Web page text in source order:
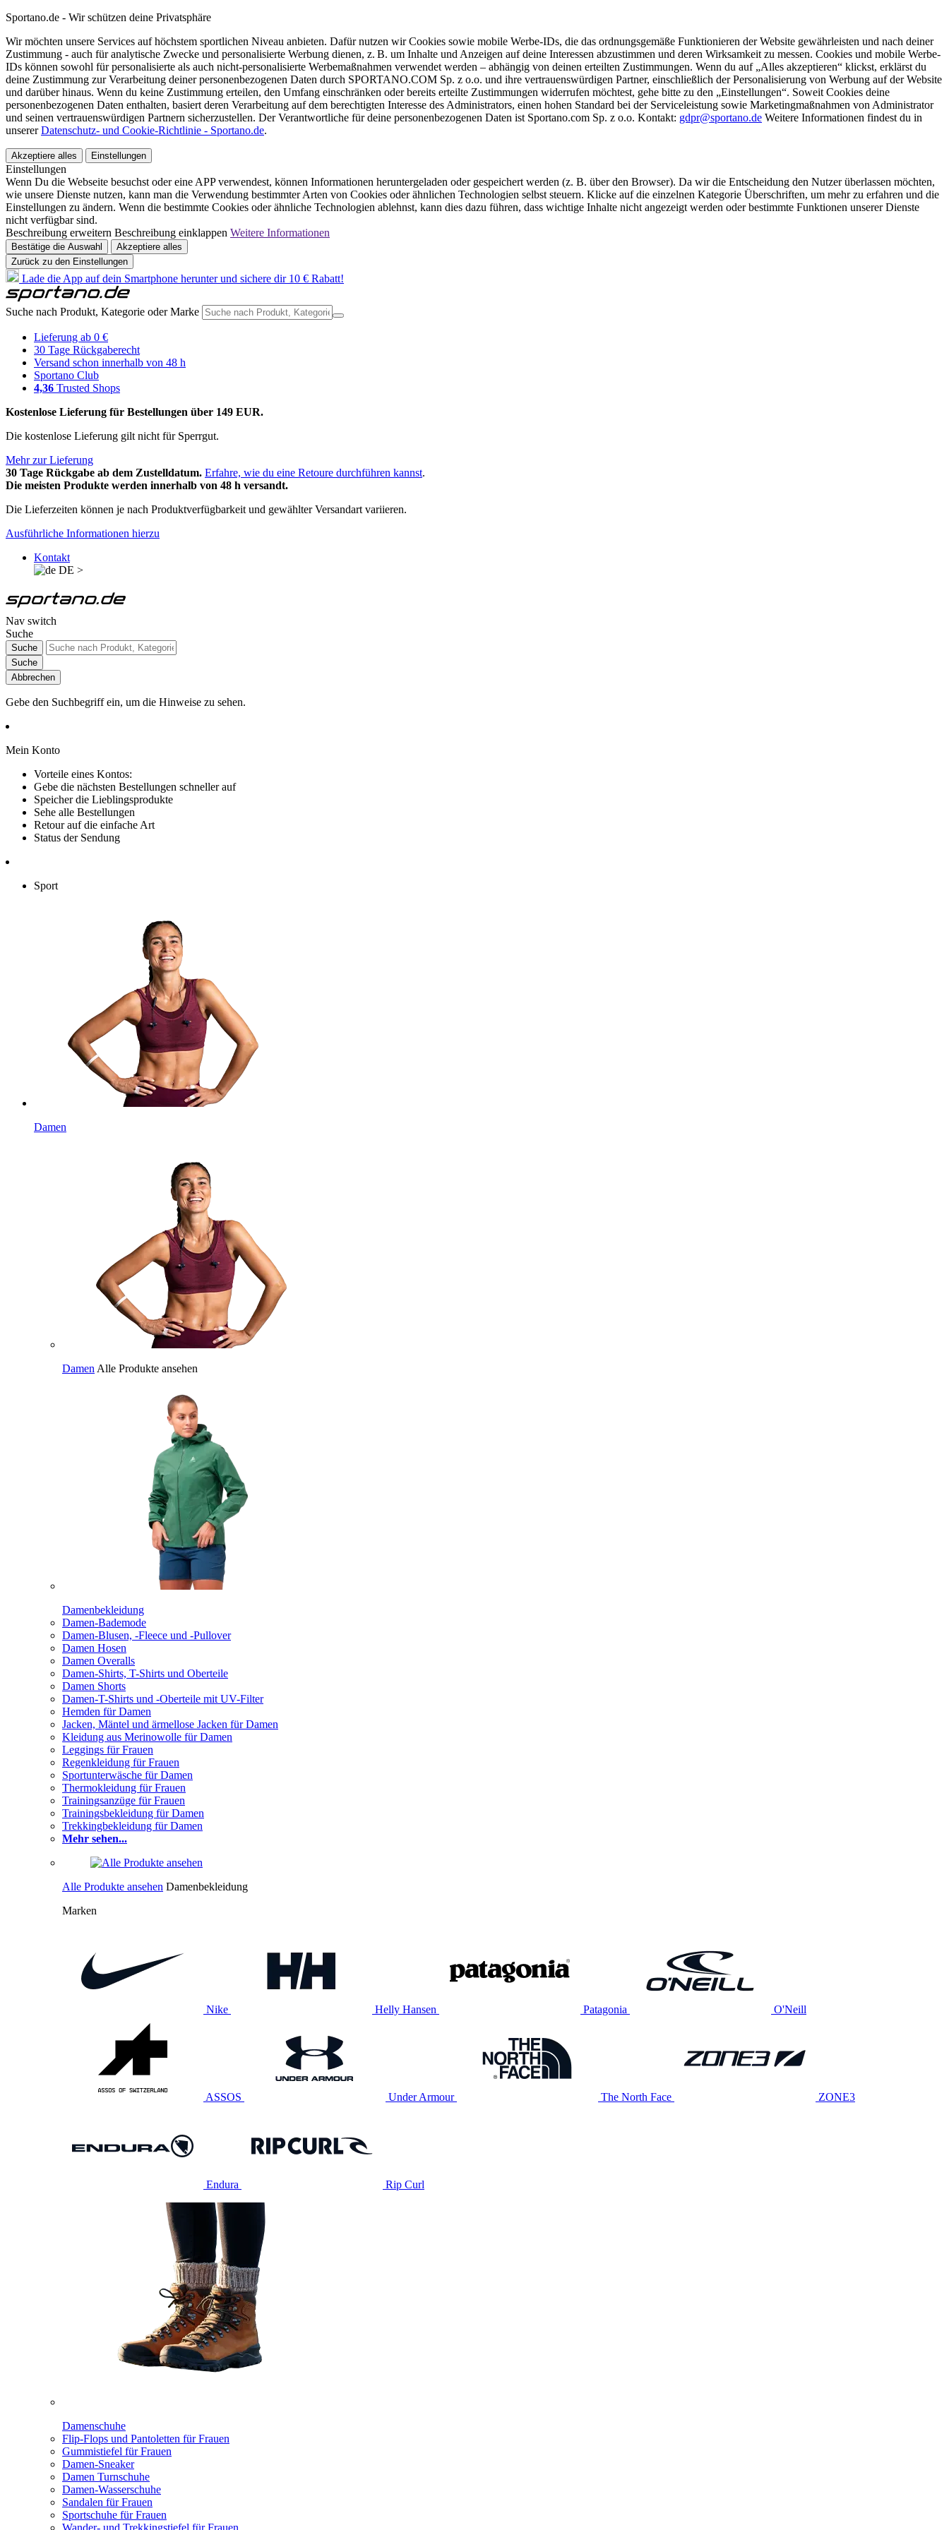
Sportano.de - Wir schützen deine Privatsphäre
Wir möchten unsere Services auf höchstem sportlichen Niveau anbieten. Dafür nutzen wir Cookies sowie mobile Werbe-IDs, die das ordnungsgemäße Funktionieren der Website gewährleisten und nach deiner
Zustimmung - auch für analytische Zwecke und personalisierte Werbung dienen, z. B. um Inhalte und Anzeigen auf deine Interessen abzustimmen und deren Wirksamkeit zu messen. Cookies und mobile Werbe-
IDs können sowohl für personalisierte als auch nicht-personalisierte Werbemaßnahmen verwendet werden – abhängig von deinen erteilten Zustimmungen. Wenn du auf „Alles akzeptieren“ klickst, erklärst du
deine Zustimmung zur Verarbeitung deiner personenbezogenen Daten durch SPORTANO.COM Sp. z o.o. und ihre vertrauenswürdigen Partner, einschließlich der Personalisierung von Werbung auf der Website
und darüber hinaus. Wenn du keine Zustimmung erteilen, den Umfang einschränken oder bereits erteilte Zustimmungen widerrufen möchtest, gehe bitte zu den „Einstellungen“. Soweit Cookies deine
personenbezogenen Daten enthalten, basiert deren Verarbeitung auf dem berechtigten Interesse des Administrators, einen hohen Standard bei der Serviceleistung sowie Marketingmaßnahmen von Administrator
und seinen vertrauenswürdigen Partnern sicherzustellen. Der Verantwortliche für deine personenbezogenen Daten ist Sportano.com Sp. z o.o. Kontakt: gdpr@sportano.de Weitere Informationen findest du in
unsererDatenschutz- und Cookie-Richtlinie - Sportano.de.
Akzeptiere alles Einstellungen
Einstellungen
Wenn Du die Webseite besuchst oder eine APP verwendest, können Informationen heruntergeladen oder gespeichert werden (z. B. über den Browser). Da wir die Entscheidung den Nutzer überlassen möchten,
wie unsere Dienste nutzen, kann man die Verwendung bestimmter Arten von Cookies oder ähnlichen Technologien selbst steuern. Klicke auf die einzelnen Kategorie Überschriften, um mehr zu erfahren und die
Einstellungen zu ändern. Wenn die bestimmte Cookies oder ähnliche Technologien ablehnst, kann dies dazu führen, dass wichtige Inhalte nicht angezeigt werden oder bestimmte Funktionen unserer Dienste
nicht verfügbar sind.
Beschreibung erweitern Beschreibung einklappen Weitere Informationen
Bestätige die Auswahl
Akzeptiere alles
Zurück zu den Einstellungen
Lade die App auf dein Smartphone herunter und sichere dir 10 € Rabatt!
Suche nach Produkt, Kategorie oder Marke
Lieferung ab 0 €
30 Tage Rückgaberecht
Versand schon innerhalb von 48 h
Sportano Club
4,36 Trusted Shops
Kostenlose Lieferung für Bestellungen über 149 EUR.
Die kostenlose Lieferung gilt nicht für Sperrgut.
Mehr zur Lieferung
30 Tage Rückgabe ab dem Zustelldatum. Erfahre, wie du eine Retoure durchführen kannst.
Die meisten Produkte werden innerhalb von 48 h versandt.
Die Lieferzeiten können je nach Produktverfügbarkeit und gewählter Versandart variieren.
Ausführliche Informationen hierzu
Kontakt
DE >
Nav switch
Suche
Suche
Suche
Abbrechen
Gebe den Suchbegriff ein, um die Hinweise zu sehen.
Mein Konto
Vorteile eines Kontos:
Gebe die nächsten Bestellungen schneller auf
Speicher die Lieblingsprodukte
Sehe alle Bestellungen
Retour auf die einfache Art
Status der Sendung
Sport
Damen
Damen Alle Produkte ansehen
Damenbekleidung
Damen-Bademode
Damen-Blusen, -Fleece und -Pullover
Damen Hosen
Damen Overalls
Damen-Shirts, T-Shirts und Oberteile
Damen Shorts
Damen-T-Shirts und -Oberteile mit UV-Filter
Hemden für Damen
Jacken, Mäntel und ärmellose Jacken für Damen
Kleidung aus Merinowolle für Damen
Leggings für Frauen
Regenkleidung für Frauen
Sportunterwäsche für Damen
Thermokleidung für Frauen
Trainingsanzüge für Frauen
Trainingsbekleidung für Damen
Trekkingbekleidung für Damen
Mehr sehen...
Alle Produkte ansehen Damenbekleidung
Marken
Nike Helly Hansen Patagonia O'Neill
ASSOS Under Armour The North Face ZONE3
Endura Rip Curl
Damenschuhe
Flip-Flops und Pantoletten für Frauen
Gummistiefel für Frauen
Damen-Sneaker
Damen Turnschuhe
Damen-Wasserschuhe
Sandalen für Frauen
Sportschuhe für Frauen
Wander- und Trekkingstiefel für Frauen